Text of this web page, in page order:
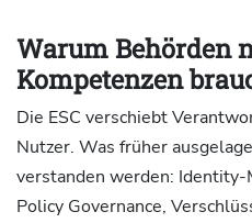
Warum Behörden
Kompetenzen
Die ESC verschiebt
Nutzer. Was früher
verstanden werden: Identity-
Policy Governance,